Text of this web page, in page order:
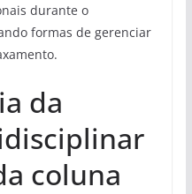
durante o
formas de gerenciar
da
coluna